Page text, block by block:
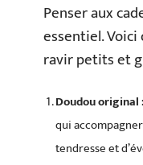
Penser aux
essentiel.
ravir petits et
Doudou original :
qui
tendresse et